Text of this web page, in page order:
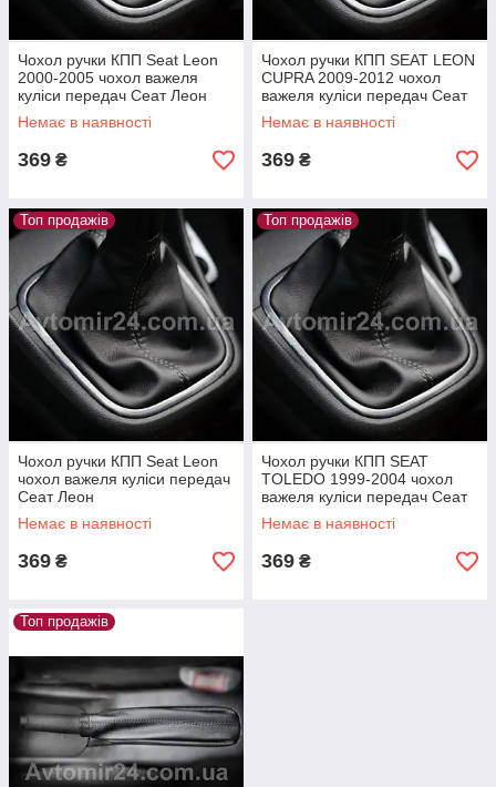
Чохол ручки КПП Seat Leon
2000-2005 чохол важеля
куліси передач Сеат Леон
2000-2005
Немає в наявності
369 ₴
Чохол ручки КПП SEAT LEON
CUPRA 2009-2012 чохол
важеля куліси передач Сеат
Леон Купра
Немає в наявності
369 ₴
Топ продажів
Чохол ручки КПП Seat Leon
чохол важеля куліси передач
Сеат Леон
Немає в наявності
369 ₴
Топ продажів
Чохол ручки КПП SEAT
TOLEDO 1999-2004 чохол
важеля куліси передач Сеат
Толедо
Немає в наявності
369 ₴
Топ продажів